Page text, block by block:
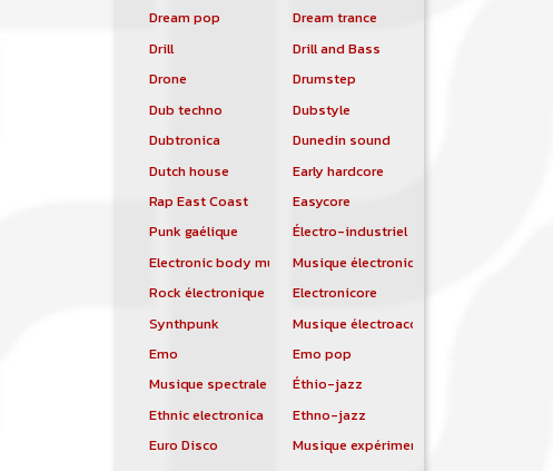
Dream pop
Dream trance
Drill
Drill and Bass
Drone
Drumstep
Dub techno
Dubstyle
Dubtronica
Dunedin sound
Dutch house
Early hardcore
Rap East Coast
Easycore
Punk gaélique
Électro-industriel
Electronic body musicMusique électronique
Rock électronique
Electronicore
Synthpunk
Musique électroacoustique
Emo
Emo pop
Musique spectrale
Éthio-jazz
Ethnic electronica
Ethno-jazz
Euro Disco
Musique expérimentale